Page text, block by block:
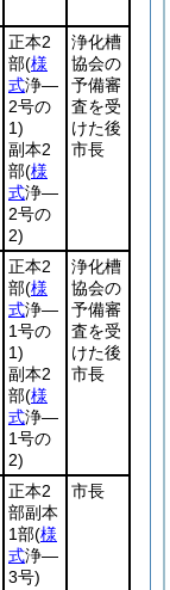
正本2
部(様
式浄―
2号の
1)
副本2
部(様
式浄―
2号の
2)
浄化槽
協会の
予備審
査を受
けた後
市長
正本2
部(様
式浄―
1号の
1)
副本2
部(様
式浄―
1号の
2)
浄化槽
協会の
予備審
査を受
けた後
市長
正本2
部副本
1部(様
式浄―
3号)
市長